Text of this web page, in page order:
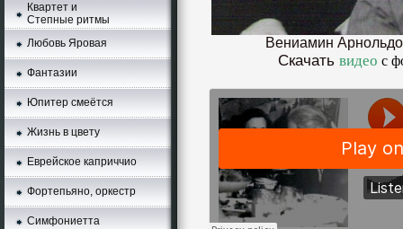
Квартет и
Степные ритмы
Любовь Яровая
Фантазии
Юпитер смеётся
Жизнь в цвету
Еврейское каприччио
Фортепьяно, оркестр
Симфониетта
Вениамин
Скачать видео с